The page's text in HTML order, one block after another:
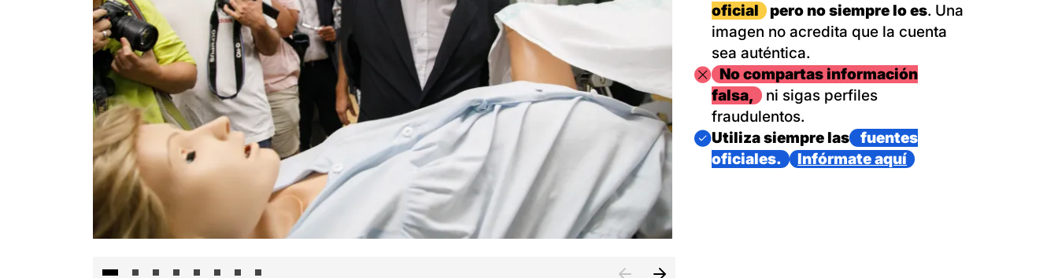
oficial
pero no siempre lo es. Una
imagen no acredita que la cuenta
sea auténtica.
ImagenNo compartas información
falsa,
ni sigas perfiles
fraudulentos.
Imagen
Utiliza siempre las
fuentes
oficiales.
Infórmate aquí